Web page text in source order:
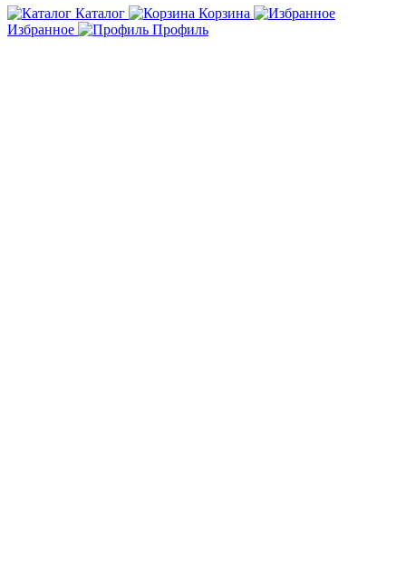
Каталог
Корзина
Избранное
Профиль